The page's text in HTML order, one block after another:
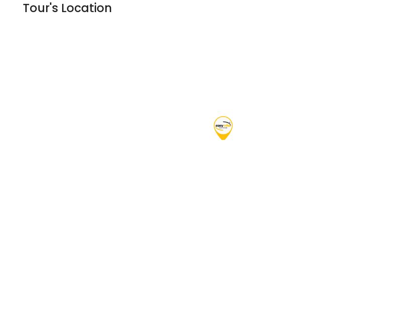
Tour's Location